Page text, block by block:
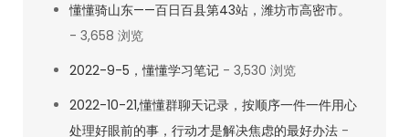
懂懂骑山东——百日百县第43站，潍坊市高密市。
- 3,658 浏览
2022-9-5，懂懂学习笔记 - 3,530 浏览
2022-10-21,懂懂群聊天记录，按顺序一件一件用心
处理好眼前的事，行动才是解决焦虑的最好办法 -